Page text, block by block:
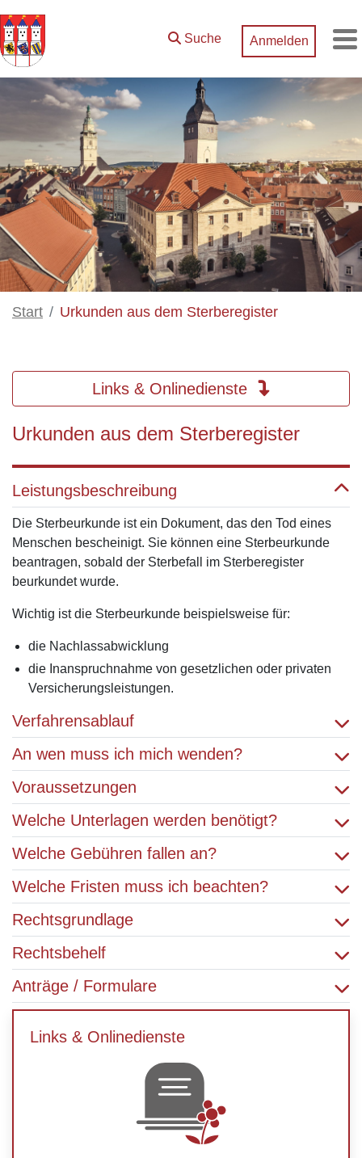
Zum Hauptinhalt springen
Suche Anmelden
Start Urkunden aus dem Sterberegister
Links & Onlinedienste
Urkunden aus dem Sterberegister
Leistungsbeschreibung
Die Sterbeurkunde ist ein Dokument, das den Tod eines
Menschen bescheinigt. Sie können eine Sterbeurkunde
beantragen, sobald der Sterbefall im Sterberegister
beurkundet wurde.
Wichtig ist die Sterbeurkunde beispielsweise für:
die Nachlassabwicklung
die Inanspruchnahme von gesetzlichen oder privaten
Versicherungsleistungen.
Verfahrensablauf
An wen muss ich mich wenden?
Voraussetzungen
Welche Unterlagen werden benötigt?
Welche Gebühren fallen an?
Welche Fristen muss ich beachten?
Rechtsgrundlage
Rechtsbehelf
Anträge / Formulare
Links & Onlinedienste